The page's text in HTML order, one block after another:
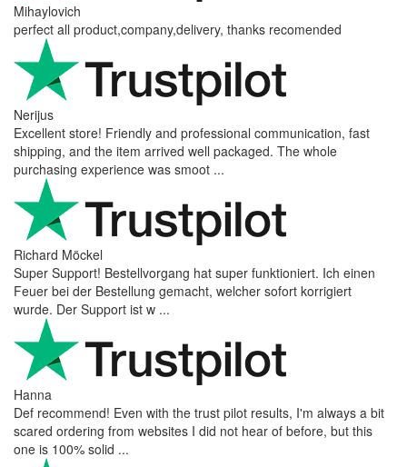
Mihaylovich
perfect all product,company,delivery, thanks recomended
Nerijus
Excellent store! Friendly and professional communication, fast
shipping, and the item arrived well packaged. The whole
purchasing experience was smoot ...
Richard Möckel
Super Support! Bestellvorgang hat super funktioniert. Ich einen
Feuer bei der Bestellung gemacht, welcher sofort korrigiert
wurde. Der Support ist w ...
Hanna
Def recommend! Even with the trust pilot results, I'm always a bit
scared ordering from websites I did not hear of before, but this
one is 100% solid ...